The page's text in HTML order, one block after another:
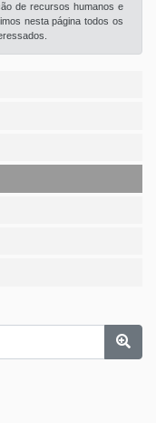
de recursos humanos e
nesta página todos os